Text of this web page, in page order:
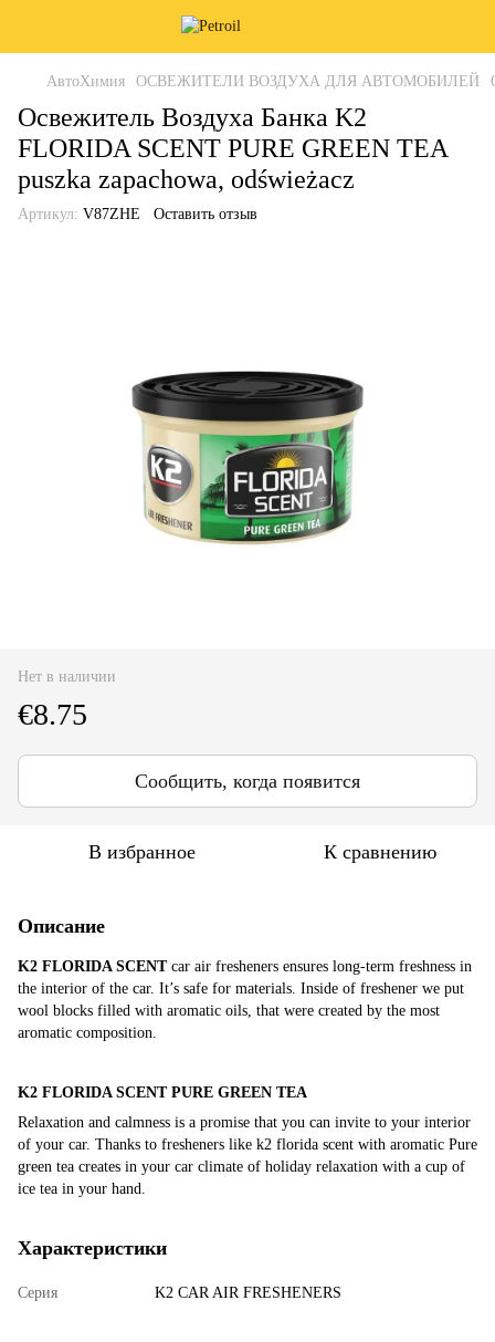
АвтоХимия ОСВЕЖИТЕЛИ ВОЗДУХА ДЛЯ АВТОМОБИЛЕЙ
Освежитель Воздуха Банка K2
FLORIDA SCENT PURE GREEN TEA
puszka zapachowa, odświeżacz
Артикул: V87ZHE Оставить отзыв
Нет в наличии
€8.75
Сообщить, когда появится
В избранное К сравнению
Описание
K2 FLORIDA SCENT car air fresheners ensures long-term freshness in
the interior of the car. It’s safe for materials. Inside of freshener we put
wool blocks filled with aromatic oils, that were created by the most
aromatic composition.
K2 FLORIDA SCENT PURE GREEN TEA
Relaxation and calmness is a promise that you can invite to your interior
of your car. Thanks to fresheners like k2 florida scent with aromatic Pure
green tea creates in your car climate of holiday relaxation with a cup of
ice tea in your hand.
Характеристики
Серия K2 CAR AIR FRESHENERS